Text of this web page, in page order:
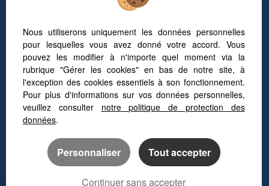
Juvignac (34990)
Saint-gÉly-du-fesc (34980)
Gallargues Le Montueux (30660)
Baillargues (34670)
Jacou (34830)
Guide sur l’immobilier d’entreprise à Montpellier
Nous utiliserons uniquement les données personnelles
pour lesquelles vous avez donné votre accord. Vous
pouvez les modifier à n'importe quel moment via la
rubrique "Gérer les cookies" en bas de notre site, à
l'exception des cookies essentiels à son fonctionnement.
Pour plus d'informations sur vos données personnelles,
veuillez consulter notre politique de protection des
données.
Personnaliser Tout accepter
Continuer sans accepter